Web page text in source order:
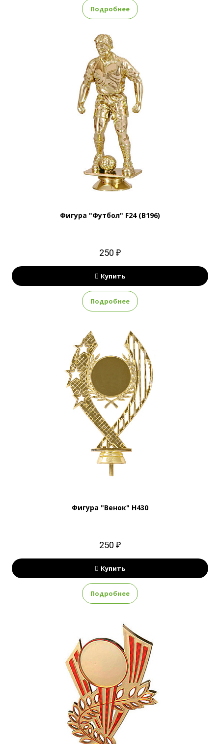
Подробнее
Фигура "Футбол" F24 (B196)
250 ₽
Купить
Подробнее
Фигура "Венок" H430
250 ₽
Купить
Подробнее